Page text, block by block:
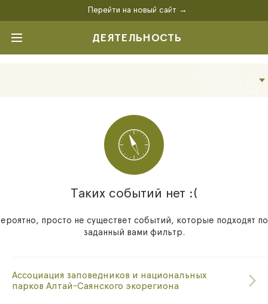
Перейти на новый сайт →
ДЕЯТЕЛЬНОСТЬ
Таких событий нет :(
просто не существет событий, которые подходят
заданный вами фильтр.
Ассоциация заповедников и национальных
парков Алтай-Саянского экорегиона